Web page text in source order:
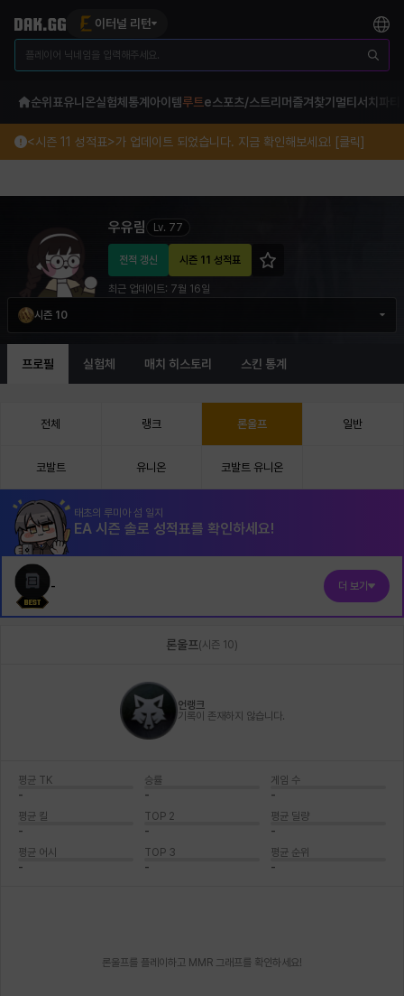
이터널 리턴
순위표유니온실험체 통계 아이템루트e스포츠/스트리머 즐겨찾기 멀티서치 파티
<시즌 11 성적표>가 업데이트 되었습니다. 지금 확인해보세요! [클릭]
우유림
Lv. 77
전적 갱신 시즌 11 성적표
최근 업데이트: 7월 16일
시즌 10
프로필 실험체 매치 히스토리 스킨 통계
전체 랭크 론울프 일반
코발트 유니온 코발트 유니온
태초의 루미아 섬 일지
EA 시즌 솔로 성적표를 확인하세요!
- 더 보기
론울프(시즌 10)
언랭크
기록이 존재하지 않습니다.
평균 TK
-
승률
-
게임 수
-
평균 킬
-
TOP 2
-
평균 딜량
-
평균 어시
-
TOP 3
-
평균 순위
-
론울프를 플레이하고 MMR 그래프를 확인하세요!